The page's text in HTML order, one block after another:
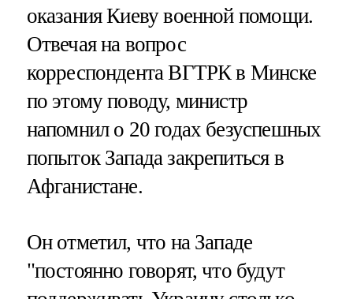
оказания Киеву военной помощи.
Отвечая на вопрос
корреспондента ВГТРК в Минске
по этому поводу, министр
напомнил о 20 годах безуспешных
попыток Запада закрепиться в
Афганистане.
Он отметил, что на Западе
"постоянно говорят, что будут